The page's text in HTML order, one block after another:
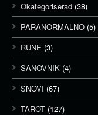
Okategoriserad (38)
PARANORMALNO (5)
RUNE (3)
SANOVNIK (4)
SNOVI (67)
TAROT (127)